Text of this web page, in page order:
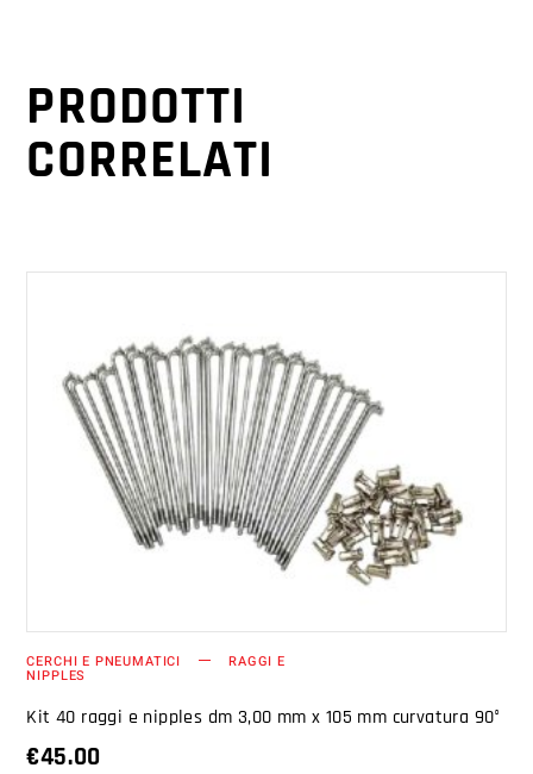
PRODOTTI
CORRELATI
AGGIUNGI AL CARRELLO
CERCHI E PNEUMATICI RAGGI E
NIPPLES
Kit 40 raggi e nipples dm 3,00 mm x 105 mm curvatura 90°
€45.00